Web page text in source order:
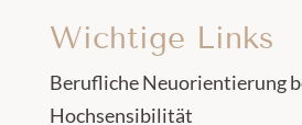
Wichtige Links
Berufliche Neuorientierung
Hochsensibilität